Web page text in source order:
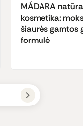
MÁDARA
kosmetika:
šiaurės gamtos
formulė